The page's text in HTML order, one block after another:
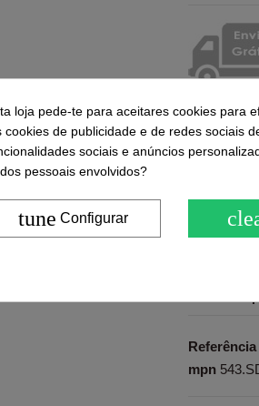
Referência
mpn
loja pede-te para aceitares cookies para
cookies de publicidade e de redes sociais
sociais e anúncios
pessoais envolvidos?
tune Configurar